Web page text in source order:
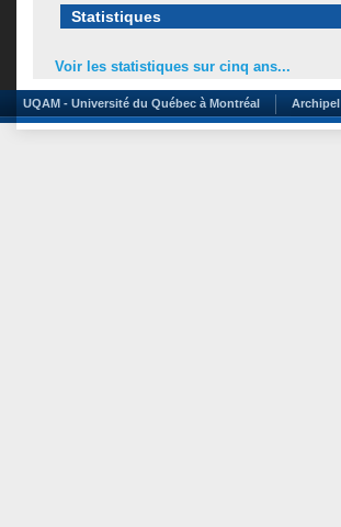
Statistiques
Voir les statistiques sur cinq ans...
UQAM - Université du Québec à Montréal Archipel